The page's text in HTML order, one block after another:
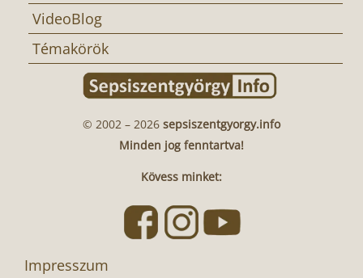
VideoBlog
Témakörök
© 2002 – 2026 sepsiszentgyorgy.info
Minden jog fenntartva!
Kövess minket:
Impresszum